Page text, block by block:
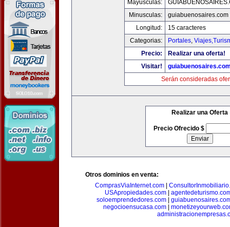
Mayusculas:
Minusculas:
guiabuenosaires.com
Longitud:
15 caracteres
Categorias:
Portales,
Precio:
Realizar una oferta!
Visitar!
Serán consideradas
Realizar una Oferta
Precio Ofrecido $
Otros dominios en venta:
ComprasViaInternet.com
USApropiedades.com|
soloemprendedores.com|
negocioensucasa.com